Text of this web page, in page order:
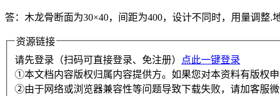
答：木龙骨断面为30×40，间距为400，设计不同时，用量调整.
资源链接
请先登录（扫码可直接登录、免注册）
点此一键登录
①本文档内容版权归属内容提供方。如果您对本资料有版权
②由于网络或浏览器兼容性等问题导致下载失败，请加客服